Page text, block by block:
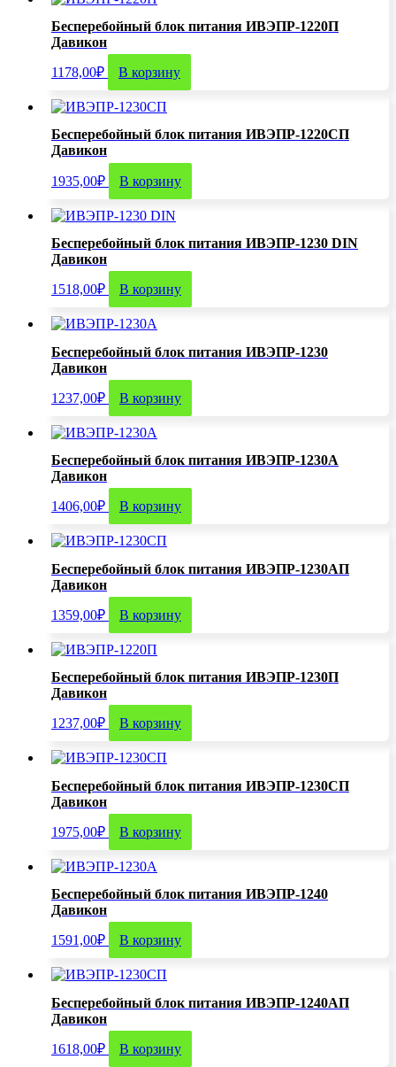
Бесперебойный блок питания ИВЭПР-1220П
Давикон
1178,00₽ В корзину
Бесперебойный блок питания ИВЭПР-1220СП
Давикон
1935,00₽ В корзину
Бесперебойный блок питания ИВЭПР-1230 DIN
Давикон
1518,00₽ В корзину
Бесперебойный блок питания ИВЭПР-1230
Давикон
1237,00₽ В корзину
Бесперебойный блок питания ИВЭПР-1230А
Давикон
1406,00₽ В корзину
Бесперебойный блок питания ИВЭПР-1230АП
Давикон
1359,00₽ В корзину
Бесперебойный блок питания ИВЭПР-1230П
Давикон
1237,00₽ В корзину
Бесперебойный блок питания ИВЭПР-1230СП
Давикон
1975,00₽ В корзину
Бесперебойный блок питания ИВЭПР-1240
Давикон
1591,00₽ В корзину
Бесперебойный блок питания ИВЭПР-1240АП
Давикон
1618,00₽ В корзину